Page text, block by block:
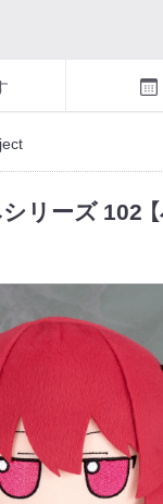
リーズ 102 【